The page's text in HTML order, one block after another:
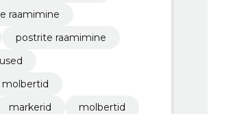
raamimine
postrite raamimine
molbertid
markerid
molbertid